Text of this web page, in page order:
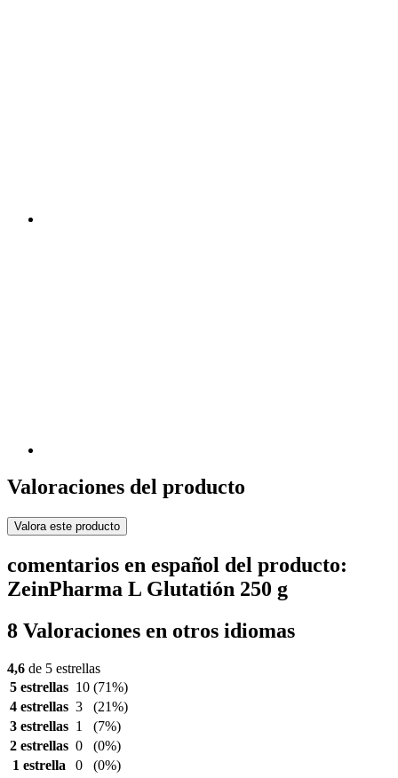
Valoraciones del producto
Valora este producto
comentarios en español del producto:
ZeinPharma L Glutatión 250 g
8 Valoraciones en otros idiomas
4,6 de 5 estrellas
5 estrellas 10 (71%)
4 estrellas 3
(21%)
3 estrellas 1
(7%)
2 estrellas 0
(0%)
1 estrella
0 (0%)